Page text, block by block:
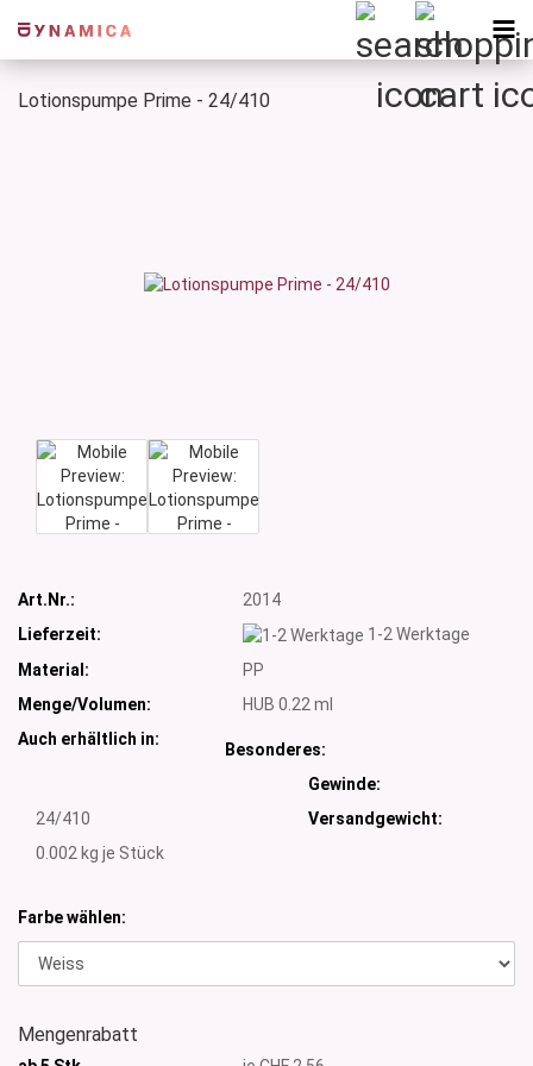
Lotionspumpe Prime - 24/410
Art.Nr.:
2014
Lieferzeit:
1-2 Werktage
Material:
PP
Menge/Volumen:
HUB 0.22 ml
Auch erhältlich in:
Besonderes:
Gewinde:
24/410
Versandgewicht:
0.002 kg je Stück
Farbe wählen:
Mengenrabatt